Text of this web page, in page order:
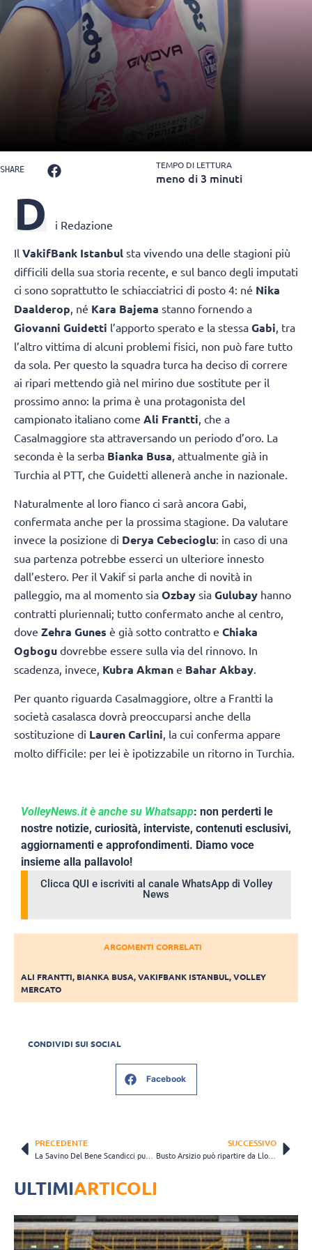
SHARE TEMPO DI LETTURA
meno di 3 minuti
D i Redazione
Il VakifBank Istanbul sta vivendo una delle stagioni più
difficili della sua storia recente, e sul banco degli imputati
ci sono soprattutto le schiacciatrici di posto 4: né Nika
Daalderop, né Kara Bajema stanno fornendo a
Giovanni Guidetti l’apporto sperato e la stessa Gabi, tra
l’altro vittima di alcuni problemi fisici, non può fare tutto
da sola. Per questo la squadra turca ha deciso di correre
ai ripari mettendo già nel mirino due sostitute per il
prossimo anno: la prima è una protagonista del
campionato italiano come Ali Frantti, che a
Casalmaggiore sta attraversando un periodo d’oro. La
seconda è la serba Bianka Busa, attualmente già in
Turchia al PTT, che Guidetti allenerà anche in nazionale.
Naturalmente al loro fianco ci sarà ancora Gabi,
confermata anche per la prossima stagione. Da valutare
invece la posizione di Derya Cebecioglu: in caso di una
sua partenza potrebbe esserci un ulteriore innesto
dall’estero. Per il Vakif si parla anche di novità in
palleggio, ma al momento sia Ozbay sia Gulubay hanno
contratti pluriennali; tutto confermato anche al centro,
dove Zehra Gunes è già sotto contratto e Chiaka
Ogbogu dovrebbe essere sulla via del rinnovo. In
scadenza, invece, Kubra Akman e Bahar Akbay
Per quanto riguarda Casalmaggiore, oltre a Frantti la
società casalasca dovrà preoccuparsi anche della
sostituzione di Lauren Carlini, la cui conferma appare
molto difficile: per lei è ipotizzabile un ritorno in Turchia.
VolleyNews.it è anche su Whatsapp: non perderti le
nostre notizie, curiosità, interviste, contenuti esclusivi,
aggiornamenti e approfondimenti. Diamo voce
insieme alla pallavolo!
Clicca QUI e iscriviti al canale WhatsApp di Volley
News
ARGOMENTI CORRELATI
ALI FRANTTI, BIANKA BUSA,VAKIFBANK ISTANBUL,VOLLEY
MERCATO
CONDIVIDI SUI SOCIAL
Facebook
PRECEDENTE SUCCESSIVO
Busto Arsizio può ripartire da Lloyd, per Rosamaria un futuro da “italiana”?
ULTIMIARTICOLI